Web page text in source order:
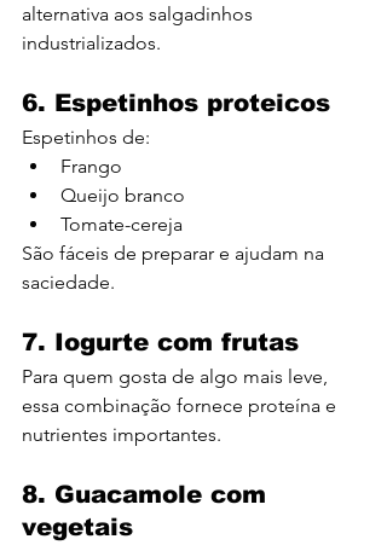
alternativa aos salgadinhos
industrializados.
6. Espetinhos proteicos
Espetinhos de:
Frango
Queijo branco
Tomate-cereja
São fáceis de preparar e ajudam na
saciedade.
7. Iogurte com frutas
Para quem gosta de algo mais leve,
essa combinação fornece proteína e
nutrientes importantes.
8. Guacamole com
vegetais